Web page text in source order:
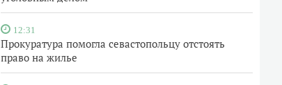
12:31
Прокуратура помогла севастопольцу отстоять
право на жилье